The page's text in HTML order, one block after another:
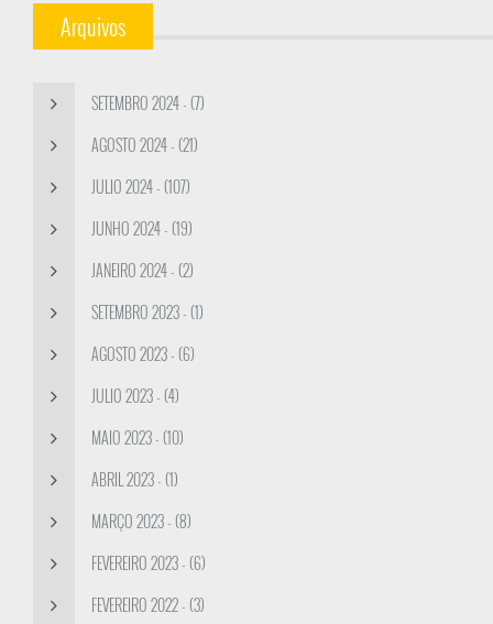
Arquivos
SETEMBRO 2024 - (7)
AGOSTO 2024 - (21)
JULIO 2024 - (107)
JUNHO 2024 - (19)
JANEIRO 2024 - (2)
SETEMBRO 2023 - (1)
AGOSTO 2023 - (6)
JULIO 2023 - (4)
MAIO 2023 - (10)
ABRIL 2023 - (1)
MARÇO 2023 - (8)
FEVEREIRO 2023 - (6)
FEVEREIRO 2022 - (3)